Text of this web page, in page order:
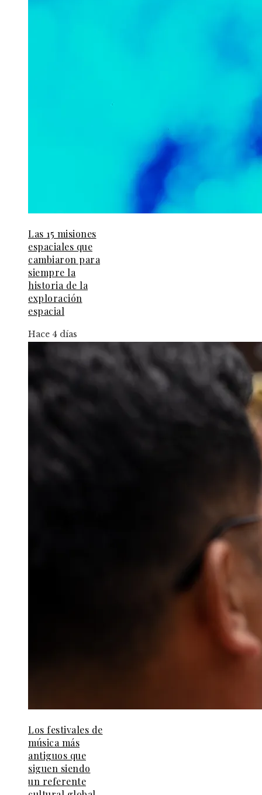
Las 15 misiones
espaciales que
cambiaron para
siempre la
historia de la
exploración
espacial
Hace 4 días
Los festivales de
música más
antiguos que
siguen siendo
un referente